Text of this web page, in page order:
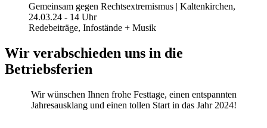
Gemeinsam gegen Rechtsextremismus | Kaltenkirchen,
24.03.24 - 14 Uhr
Redebeiträge, Infostände + Musik
Wir verabschieden uns in die
Betriebsferien
Wir wünschen Ihnen frohe Festtage, einen entspannten
Jahresausklang und einen tollen Start in das Jahr 2024!